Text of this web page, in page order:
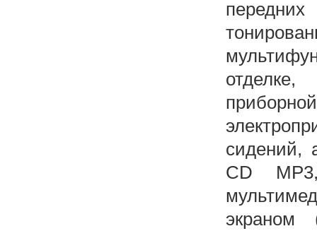
сидений,
CD
экраном